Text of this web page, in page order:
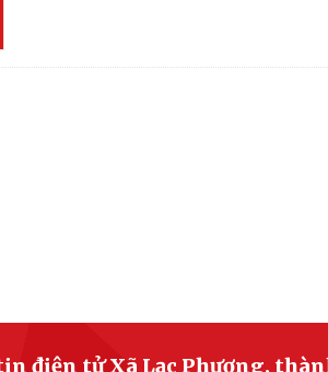
điện tử Xã Lạc Phượng,